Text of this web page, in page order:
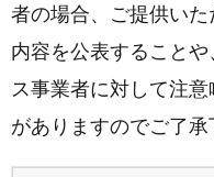
者の場合、ご提供い
内容を公表すること
ス事業者に対して注
がありますのでご了承